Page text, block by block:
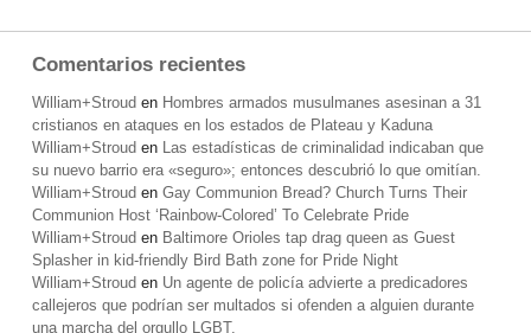
Comentarios recientes
William+Stroud en Hombres armados musulmanes asesinan a 31
cristianos en ataques en los estados de Plateau y Kaduna
William+Stroud en Las estadísticas de criminalidad indicaban que
su nuevo barrio era «seguro»; entonces descubrió lo que omitían.
William+Stroud en Gay Communion Bread? Church Turns Their
Communion Host ‘Rainbow-Colored’ To Celebrate Pride
William+Stroud en Baltimore Orioles tap drag queen as Guest
Splasher in kid-friendly Bird Bath zone for Pride Night
William+Stroud en Un agente de policía advierte a predicadores
callejeros que podrían ser multados si ofenden a alguien durante
una marcha del orgullo LGBT.